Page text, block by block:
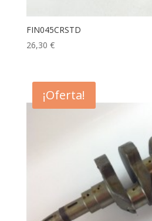
FIN045CRSTD
26,30 €
¡Oferta!